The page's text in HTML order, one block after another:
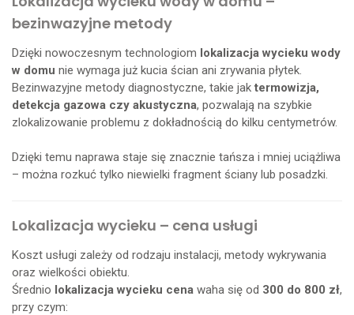
bezinwazyjne metody
Dzięki nowoczesnym technologiom lokalizacja wycieku wody
w domu nie wymaga już kucia ścian ani zrywania płytek.
Bezinwazyjne metody diagnostyczne, takie jak termowizja,
detekcja gazowa czy akustyczna, pozwalają na szybkie
zlokalizowanie problemu z dokładnością do kilku centymetrów.
Dzięki temu naprawa staje się znacznie tańsza i mniej uciążliwa
– można rozkuć tylko niewielki fragment ściany lub posadzki.
Lokalizacja wycieku – cena usługi
Koszt usługi zależy od rodzaju instalacji, metody wykrywania
oraz wielkości obiektu.
Średnio lokalizacja wycieku cena waha się od 300 do 800 zł,
przy czym: